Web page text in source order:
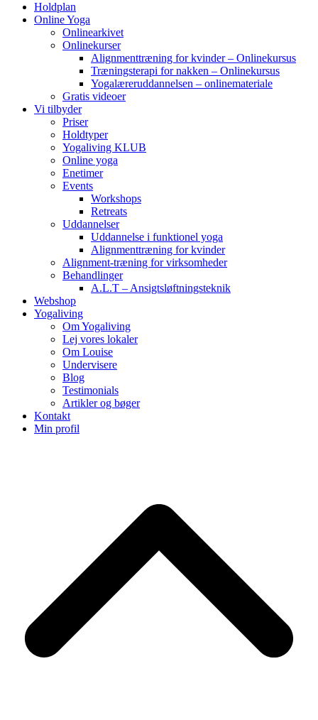
Holdplan
Online Yoga
Onlinearkivet
Onlinekurser
Alignmenttræning for kvinder – Onlinekursus
Træningsterapi for nakken – Onlinekursus
Yogalæreruddannelsen – onlinemateriale
Gratis videoer
Vi tilbyder
Priser
Holdtyper
Yogaliving KLUB
Online yoga
Enetimer
Events
Workshops
Retreats
Uddannelser
Uddannelse i funktionel yoga
Alignmenttræning for kvinder
Alignment-træning for virksomheder
Behandlinger
A.L.T – Ansigtsløftningsteknik
Webshop
Yogaliving
Om Yogaliving
Lej vores lokaler
Om Louise
Undervisere
Blog
Testimonials
Artikler og bøger
Kontakt
Min profil